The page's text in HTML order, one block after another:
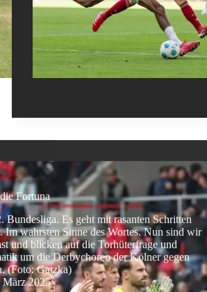
Fortuna
Bundesliga. Es geht mit rasanten Schritten
Im wahrsten Sinne des Wortes. Nun sind wir
und blicken auf die Torhüterfrage und
um die Derbychoreo der Kölner gegen
(Foto: Gatzka)
März 2025